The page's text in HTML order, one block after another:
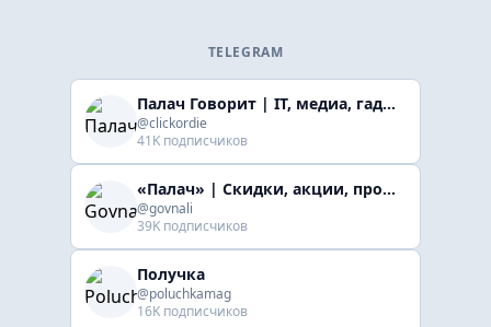
TELEGRAM
Палач Говорит | IT, медиа, гaджеты, скидки
@clickordie
41K подписчиков
«Палач» | Скидки, акции, промокоды
@govnali
39K подписчиков
Получка
@poluchkamag
16K подписчиков